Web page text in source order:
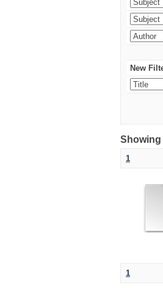
New
Showing
1
1